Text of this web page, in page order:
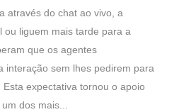
através do chat ao vivo, a
ou liguem mais tarde para a
que os agentes
interação sem lhes pedirem para
expectativa tornou o apoio
dos mais...